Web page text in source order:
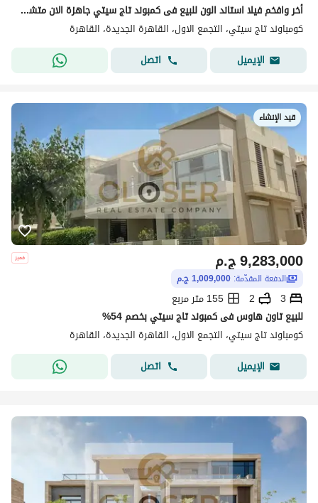
أخر وافخم فيلا استاند الون للبيع فى كمبوند تاج سيتي جاهزة الان متشطبة بالكامل بالتكيفات مساحات كبيرة بخصم على الكاش يصل الى 35%
كومباوند تاج سيتي، التجمع الاول، القاهرة الجديدة، القاهرة
الإيميل
اتصل
قيد الإنشاء
ج.م9,283,000
الدفعة المقدّمة: 1,009,000 ج.م
3
2
155 متر مربع
للبيع تاون هاوس فى كمبوند تاج سيتي بخصم 54%
كومباوند تاج سيتي، التجمع الاول، القاهرة الجديدة، القاهرة
الإيميل
اتصل